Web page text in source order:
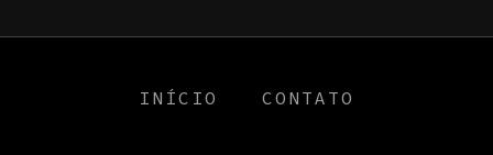
INÍCIO CONTATO